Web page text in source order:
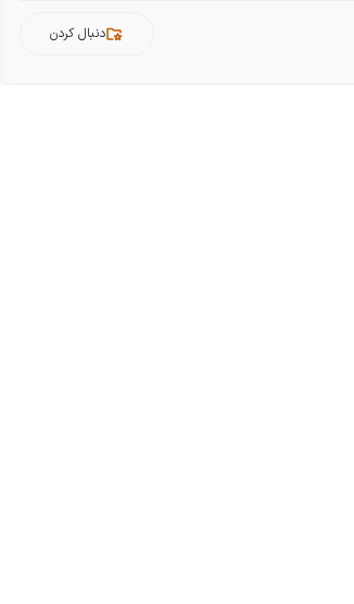
دنبال کردن